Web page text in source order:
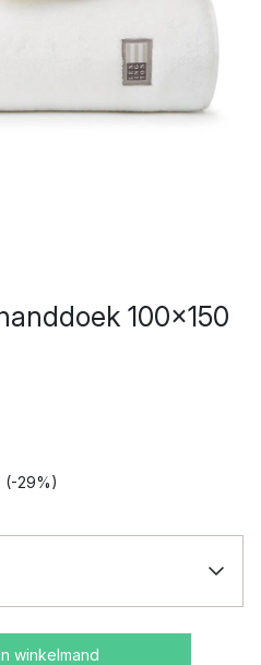
100x150
(-29%)
winkelmand